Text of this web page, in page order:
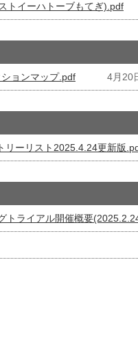
トイーハトーブもてぎ).pdf
ョンマップ.pdf 4月20
リーリスト2025.4.24更新版
トライアル開催概要